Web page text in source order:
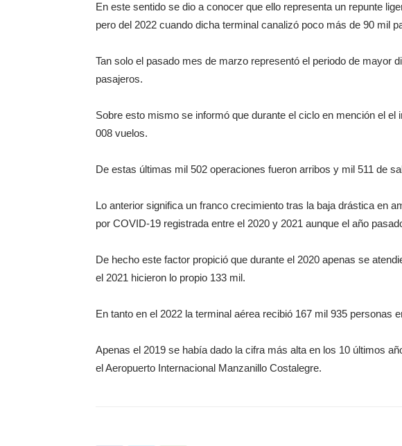
En este sentido se dio a conocer que ello representa un repunte
pero del 2022 cuando dicha terminal canalizó poco más de 90 mil
Tan solo el pasado mes de marzo representó el periodo de mayor
pasajeros.
Sobre esto mismo se informó que durante el ciclo en mención el el
008 vuelos.
De estas últimas mil 502 operaciones fueron arribos y mil 511 de
Lo anterior significa un franco crecimiento tras la baja drástica en
por COVID-19 registrada entre el 2020 y 2021 aunque el año
De hecho este factor propició que durante el 2020 apenas se
el 2021 hicieron lo propio 133 mil.
En tanto en el 2022 la terminal aérea recibió 167 mil 935 personas
Apenas el 2019 se había dado la cifra más alta en los 10 últimos
el Aeropuerto Internacional Manzanillo Costalegre.